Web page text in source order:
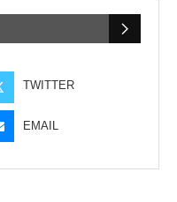
TWITTER
EMAIL